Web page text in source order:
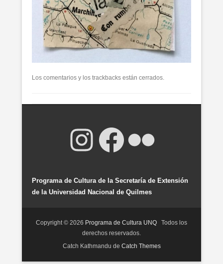
Los comentarios y los trackbacks están cerrados.
Instagram
Facebook
Flickr
Programa de Cultura de la Secretaría de Extensión
de la Universidad Nacional de Quilmes
Copyright © 2026 Programa de Cultura UNQ
Todos los
derechos reservados.
Catch Kathmandu de Catch Themes